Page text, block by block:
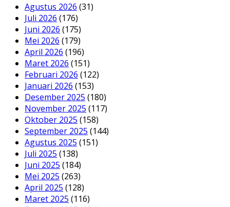
Agustus 2026 (31)
Juli 2026 (176)
Juni 2026 (175)
Mei 2026 (179)
April 2026 (196)
Maret 2026 (151)
Februari 2026 (122)
Januari 2026 (153)
Desember 2025 (180)
November 2025 (117)
Oktober 2025 (158)
September 2025 (144)
Agustus 2025 (151)
Juli 2025 (138)
Juni 2025 (184)
Mei 2025 (263)
April 2025 (128)
Maret 2025 (116)